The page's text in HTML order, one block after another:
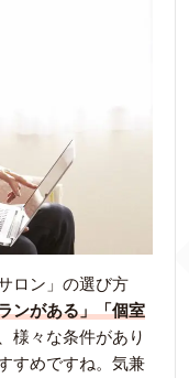
ロン」の選び方
ンがある」「個室
様々な条件があり
すめですね。気兼